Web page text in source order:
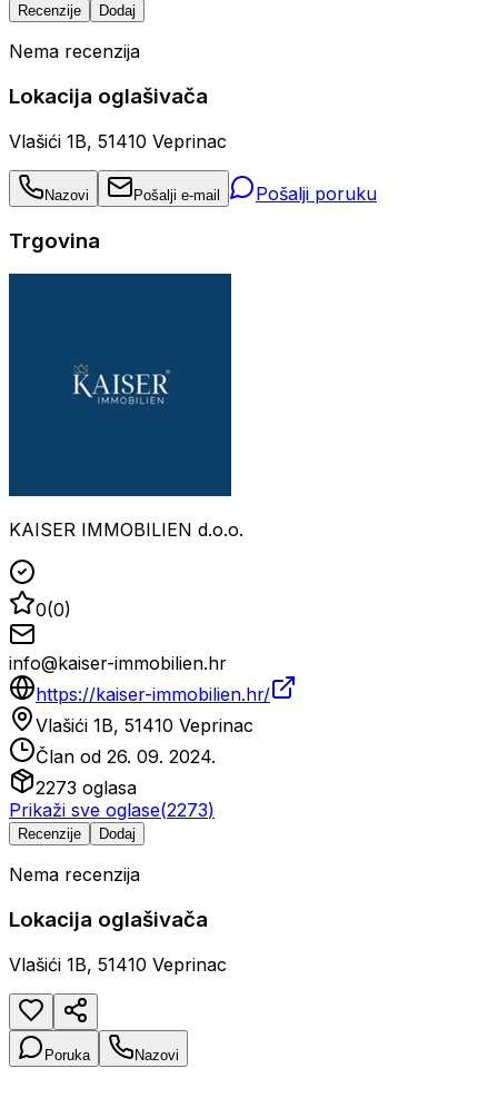
Recenzije Dodaj
Nema recenzija
Lokacija oglašivača
Vlašići 1B, 51410 Veprinac
Nazovi Pošalji e-mail Pošalji poruku
Trgovina
KAISER IMMOBILIEN d.o.o.
0(0)
info@kaiser-immobilien.hr
https://kaiser-immobilien.hr/
Vlašići 1B, 51410 Veprinac
Član od 26. 09. 2024.
2273 oglasa
Prikaži sve oglase(2273)
Recenzije Dodaj
Nema recenzija
Lokacija oglašivača
Vlašići 1B, 51410 Veprinac
Poruka Nazovi